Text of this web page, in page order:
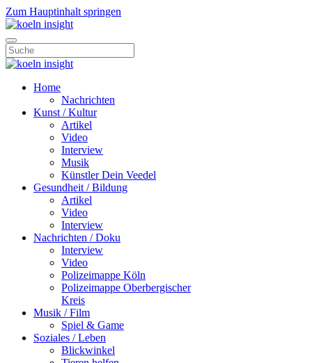
Zum Hauptinhalt springen
Home
Nachrichten
Kunst / Kultur
Artikel
Video
Interview
Musik
Künstler Dein Veedel
Gesundheit / Bildung
Artikel
Video
Interview
Nachrichten / Doku
Interview
Video
Polizeimappe Köln
Polizeimappe Oberbergischer
Kreis
Musik / Film
Spiel & Game
Soziales / Leben
Blickwinkel